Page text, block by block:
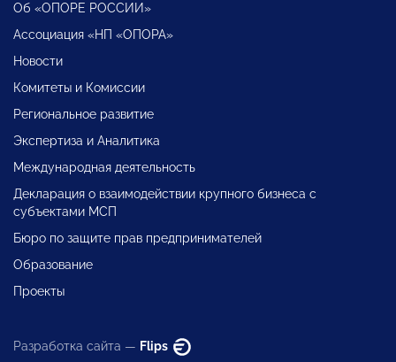
Об «ОПОРЕ РОССИИ»
Ассоциация «НП «ОПОРА»
Новости
Комитеты и Комиссии
Региональное развитие
Экспертиза и Аналитика
Международная деятельность
Декларация о взаимодействии крупного бизнеса с
субъектами МСП
Бюро по защите прав предпринимателей
Образование
Проекты
Разработка сайта — Flips